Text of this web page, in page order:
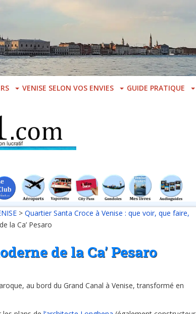
VENISE SELON VOS ENVIES GUIDE PRATIQUE
> Quartier Santa Croce à Venise : que voir, que faire,
la Ca’ Pesaro
de la Ca’ Pesaro
au bord du Grand Canal à Venise, transformé en